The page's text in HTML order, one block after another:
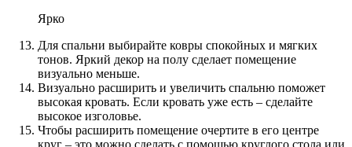
Ярко
Для спальни выбирайте ковры спокойных и мягких
тонов. Яркий декор на полу сделает помещение
визуально меньше.
Визуально расширить и увеличить спальню поможет
высокая кровать. Если кровать уже есть – сделайте
высокое изголовье.
Чтобы расширить помещение очертите в его центре
круг – это можно сделать с помощью круглого стола или